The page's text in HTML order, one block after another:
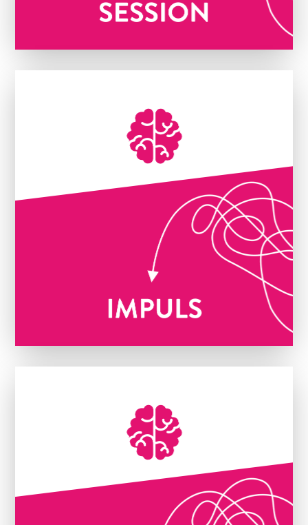

BRAININGsession
Die Basis jeder Bewegung.
Ganz egal ob Fußball, Basketball,
Handball oder Tennis. BRAINKINETIK®

IMPULS BRAINING